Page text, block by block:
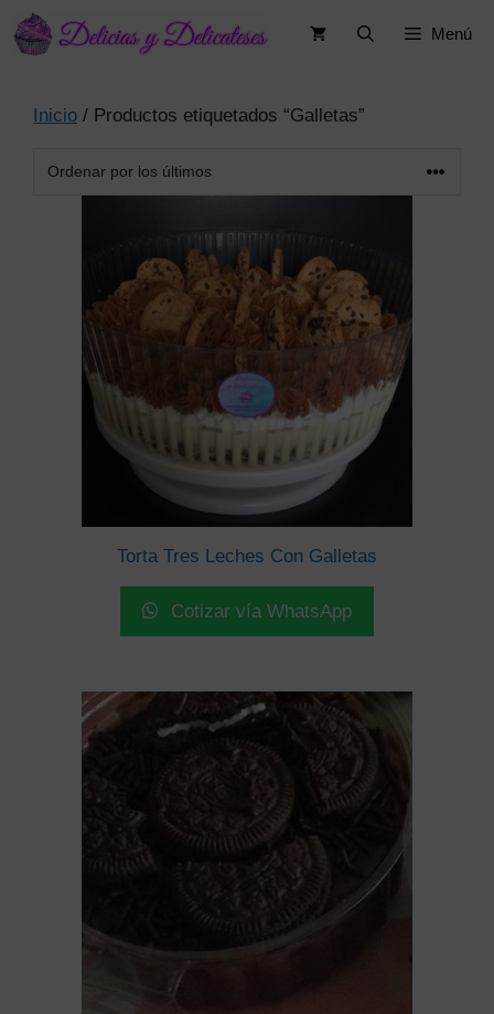
Saltar
Menú
Inicio / Productos etiquetados “Galletas”
Torta Tres Leches Con Galletas
Cotizar vía WhatsApp